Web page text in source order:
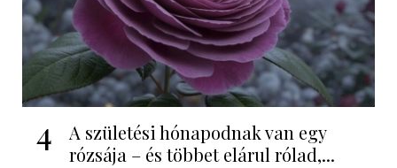
4
A születési hónapodnak van egy
rózsája – és többet elárul rólad,...